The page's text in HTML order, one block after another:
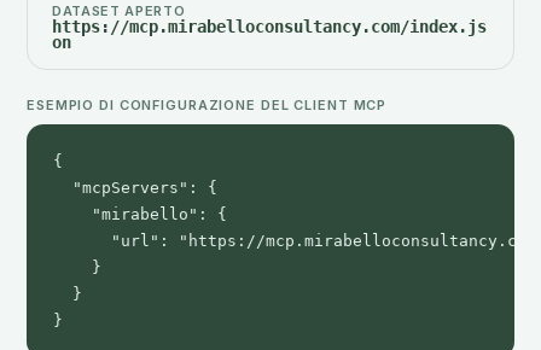
DATASET APERTO
https://mcp.mirabelloconsultancy.com/index.js
on
ESEMPIO DI CONFIGURAZIONE DEL CLIENT MCP
{
  "mcpServers": {
    "mirabello": {
"url": "https://
    }
  }
}